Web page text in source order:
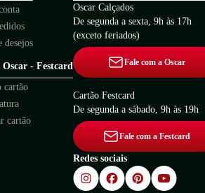
desejos
- Festcard
cartão
cartão
Oscar Calçados
De segunda a sexta, 9h às 17h
(exceto feriados)
Fale com a Oscar
Cartão Festcard
De segunda a sábado, 9h às 19h
Fale com a Festcard
Redes sociais